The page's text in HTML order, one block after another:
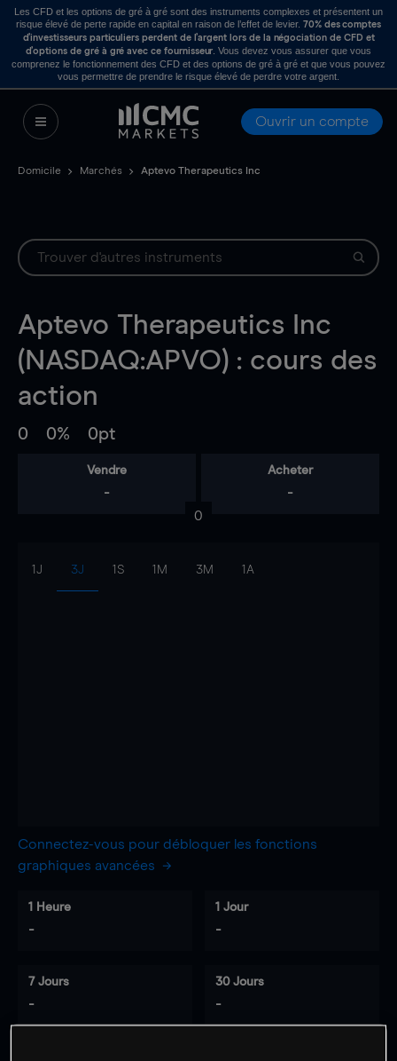
Les CFD et les options de gré à gré sont des instruments complexes et présentent un
risque élevé de perte rapide en capital en raison de l’effet de levier. 70% des comptes
d’investisseurs particuliers perdent de l’argent lors de la négociation de CFD et
d’options de gré à gré avec ce fournisseur . Vous devez vous assurer que vous
comprenez le fonctionnement des CFD et des options de gré à gré et que vous pouvez
vous permettre de prendre le risque élevé de perdre votre argent.
Ouvrir un compte
Domicile Marchés Aptevo Therapeutics Inc
Aptevo Therapeutics Inc
(NASDAQ:APVO) : cours des
action
0 0% 0pt
Vendre
-
Acheter
-
0
1J 3J 1S 1M 3M 1A
Connectez-vous pour débloquer les fonctions
graphiques avancées
1 Heure
-
1 Jour
-
7 Jours
-
30 Jours
-